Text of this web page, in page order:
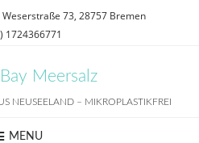
73, 28757 Bremen
1724366771
Meersalz
NEUSEELAND – MIKROPLASTIKFREI
MENU